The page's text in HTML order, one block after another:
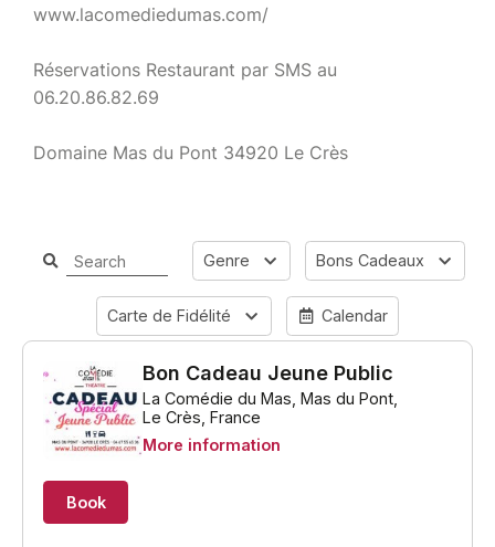
www.lacomediedumas.com/
Réservations Restaurant par SMS au
06.20.86.82.69
Domaine Mas du Pont 34920 Le Crès